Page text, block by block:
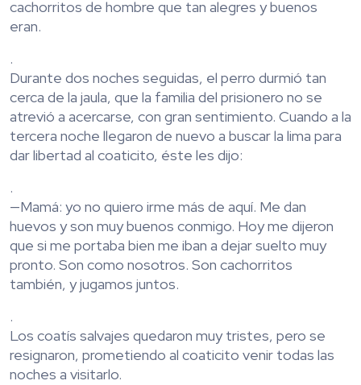
cachorritos de hombre que tan alegres y buenos
eran.
.
Durante dos noches seguidas, el perro durmió tan
cerca de la jaula, que la familia del prisionero no se
atrevió a acercarse, con gran sentimiento. Cuando a la
tercera noche llegaron de nuevo a buscar la lima para
dar libertad al coaticito, éste les dijo:
.
—Mamá: yo no quiero irme más de aquí. Me dan
huevos y son muy buenos conmigo. Hoy me dijeron
que si me portaba bien me iban a dejar suelto muy
pronto. Son como nosotros. Son cachorritos
también, y jugamos juntos.
.
Los coatís salvajes quedaron muy tristes, pero se
resignaron, prometiendo al coaticito venir todas las
noches a visitarlo.